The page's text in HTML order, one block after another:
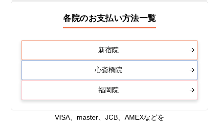
各院のお支払い方法一覧
新宿院
心斎橋院
福岡院
VISA、master、JCB、AMEXなどを